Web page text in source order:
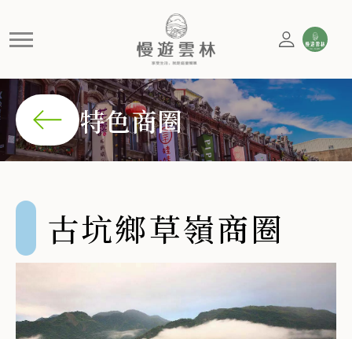
古坑鄉草嶺商圈
雲林縣古坑鄉草嶺商圈，縣府積極推動健康旅遊，擁有豐
特色商圈
古坑鄉草嶺商圈